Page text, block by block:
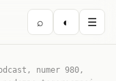
⌕ ◐ ☰
numer 980,